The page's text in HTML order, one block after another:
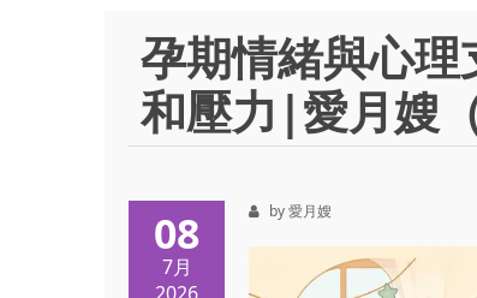
孕期情緒與心
和壓力|愛月嫂
08
7月
by 愛月嫂